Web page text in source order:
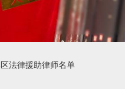
法律援助律师名单